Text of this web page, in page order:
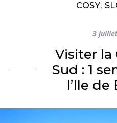
COSY,
3
Visiter la
Sud : 1
l’Ile de